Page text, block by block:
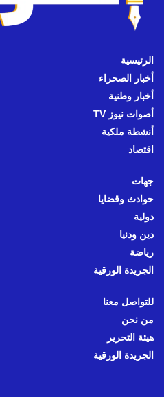
الرئيسية
أخبار الصحراء
أخبار وطنية
أصوات نيوز TV
أنشطة ملكية
اقتصاد
جهات
حوادث وقضايا
دولية
دين ودنيا
رياضة
الجريدة الورقية
للتواصل معنا
من نحن
هيئة التحرير
الجريدة الورقية